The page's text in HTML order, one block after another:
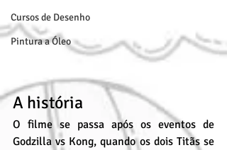
Cursos de Desenho
Pintura a Óleo
A história
O filme se passa após os eventos de
Godzilla vs Kong, quando os dois Titãs se